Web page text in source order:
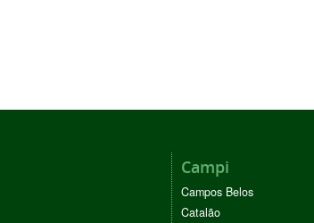
Campi
Campos Belos
Catalão